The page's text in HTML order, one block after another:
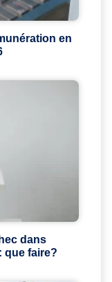
en
dans
que faire?